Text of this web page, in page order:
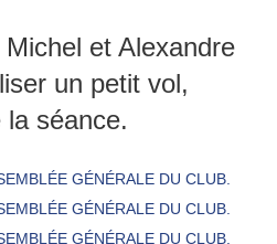
et Alexandre
un petit vol,
séance.